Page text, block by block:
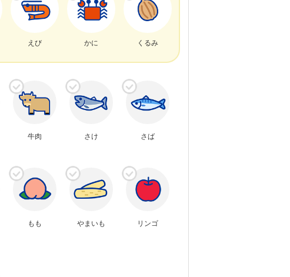
えび かに くるみ
牛肉 さけ さば
もも やまいも リンゴ